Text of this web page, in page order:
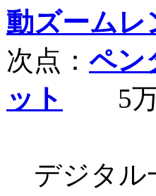
動ズームレ
次点： ペン
ット
5万
デジタル